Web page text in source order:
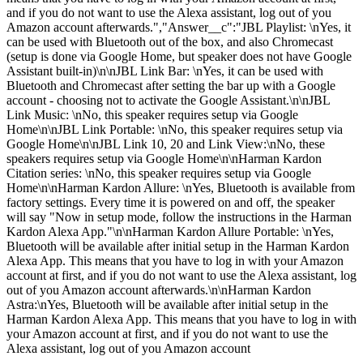
and if you do not want to use the Alexa assistant, log out of you
Amazon account afterwards.","Answer__c":"JBL Playlist: \nYes, it
can be used with Bluetooth out of the box, and also Chromecast
(setup is done via Google Home, but speaker does not have Google
Assistant built-in)\n\nJBL Link Bar: \nYes, it can be used with
Bluetooth and Chromecast after setting the bar up with a Google
account - choosing not to activate the Google Assistant.\n\nJBL
Link Music: \nNo, this speaker requires setup via Google
Home\n\nJBL Link Portable: \nNo, this speaker requires setup via
Google Home\n\nJBL Link 10, 20 and Link View:\nNo, these
speakers requires setup via Google Home\n\nHarman Kardon
Citation series: \nNo, this speaker requires setup via Google
Home\n\nHarman Kardon Allure: \nYes, Bluetooth is available from
factory settings. Every time it is powered on and off, the speaker
will say "Now in setup mode, follow the instructions in the Harman
Kardon Alexa App."\n\nHarman Kardon Allure Portable: \nYes,
Bluetooth will be available after initial setup in the Harman Kardon
Alexa App. This means that you have to log in with your Amazon
account at first, and if you do not want to use the Alexa assistant, log
out of you Amazon account afterwards.\n\nHarman Kardon
Astra:\nYes, Bluetooth will be available after initial setup in the
Harman Kardon Alexa App. This means that you have to log in with
your Amazon account at first, and if you do not want to use the
Alexa assistant, log out of you Amazon account